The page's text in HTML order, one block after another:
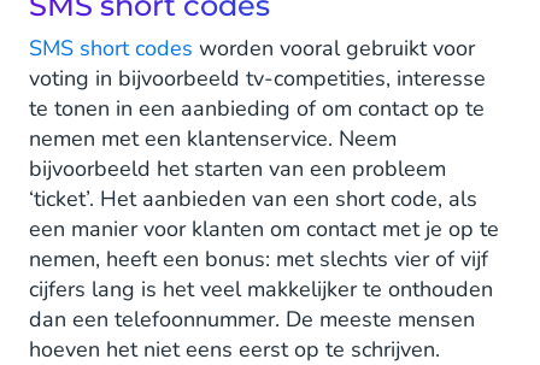
SMS short codes worden vooral gebruikt voor
voting in bijvoorbeeld tv-competities, interesse
te tonen in een aanbieding of om contact op te
nemen met een klantenservice. Neem
bijvoorbeeld het starten van een probleem
‘ticket’. Het aanbieden van een short code, als
een manier voor klanten om contact met je op te
nemen, heeft een bonus: met slechts vier of vijf
cijfers lang is het veel makkelijker te onthouden
dan een telefoonnummer. De meeste mensen
hoeven het niet eens eerst op te schrijven.